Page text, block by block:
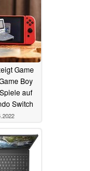
Game
Boy
auf
Switch